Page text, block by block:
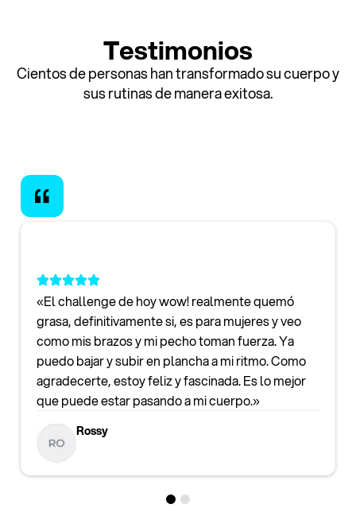
Testimonios
Cientos de personas han transformado su cuerpo y
sus rutinas de manera exitosa.
«El challenge de hoy wow! realmente quemó
grasa, definitivamente si, es para mujeres y veo
como mis brazos y mi pecho toman fuerza. Ya
puedo bajar y subir en plancha a mi ritmo. Como
agradecerte, estoy feliz y fascinada. Es lo mejor
que puede estar pasando a mi cuerpo.»
Rossy